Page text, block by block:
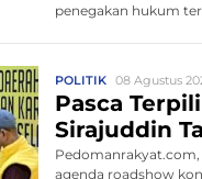
penegakan hukum
POLITIK 08 Agustus
Pasca
Sirajuddin
Pedomanrakyat.com,
agenda roadshow